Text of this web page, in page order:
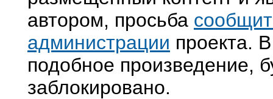
автором, просьба
администрации проекта.
подобное произведение,
заблокировано.